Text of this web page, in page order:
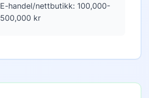
E-handel/nettbutikk: 100,000-
500,000 kr